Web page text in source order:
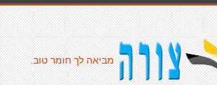
מביאה לך חומר טוב.